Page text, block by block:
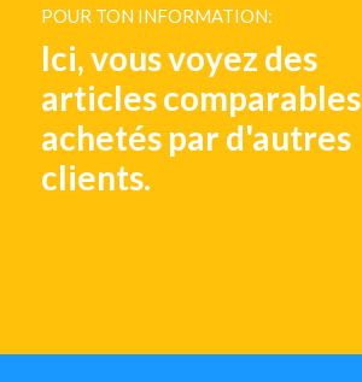
POUR TON INFORMATION:
Ici, vous voyez des
articles comparables
achetés par d'autres
clients.
€ 2.319,-